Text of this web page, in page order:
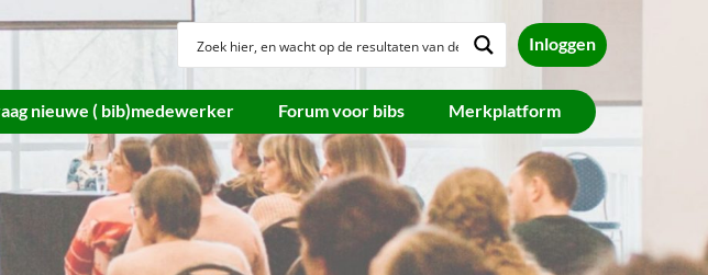
Inloggen
nieuwe ( bib)medewerker Forum voor bibs Merkplatform